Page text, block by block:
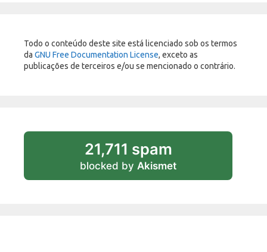
Todo o conteúdo deste site está licenciado sob os termos
da GNU Free Documentation License, exceto as
publicações de terceiros e/ou se mencionado o contrário.
21,711 spam
blocked by Akismet